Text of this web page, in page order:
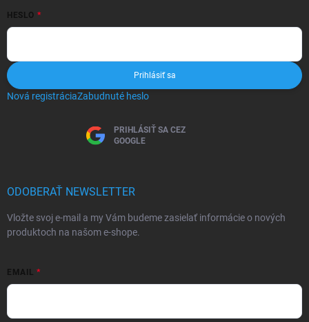
HESLO
Prihlásiť sa
Nová registráciaZabudnuté heslo
PRIHLÁSIŤ SA CEZ
GOOGLE
ODOBERAŤ NEWSLETTER
Vložte svoj e-mail a my Vám budeme zasielať informácie o nových
produktoch na našom e-shope.
EMAIL